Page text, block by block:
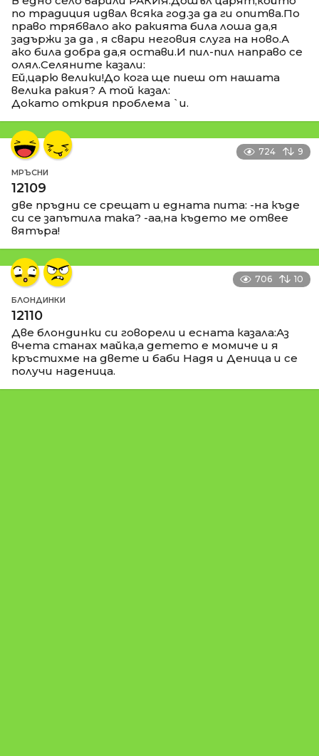
по традиция идвал всяка год.за да ги опитва.По
право трябвало ако ракията била лоша да,я
задържи за да , я свари неговия слуга на ново.А
ако била добра да,я остави.И пил-пил направо се
олял.Селяните казали:
Ей,царю велики!До кога ще пиеш от нашата
велика ракия? А той казал:
Докато открия проблема `и.
724 9
МРЪСНИ
12109
две пръдни се срещат и едната пита: -на къде
си се запътила така? -аа,на където ме отвее
вятъра!
706 10
БЛОНДИНКИ
12110
Две блондинки си говорели и есната казала:Аз
вчета станах майка,а детето е момиче и я
кръстихме на двете и баби Надя и Деница и се
получи наденица.